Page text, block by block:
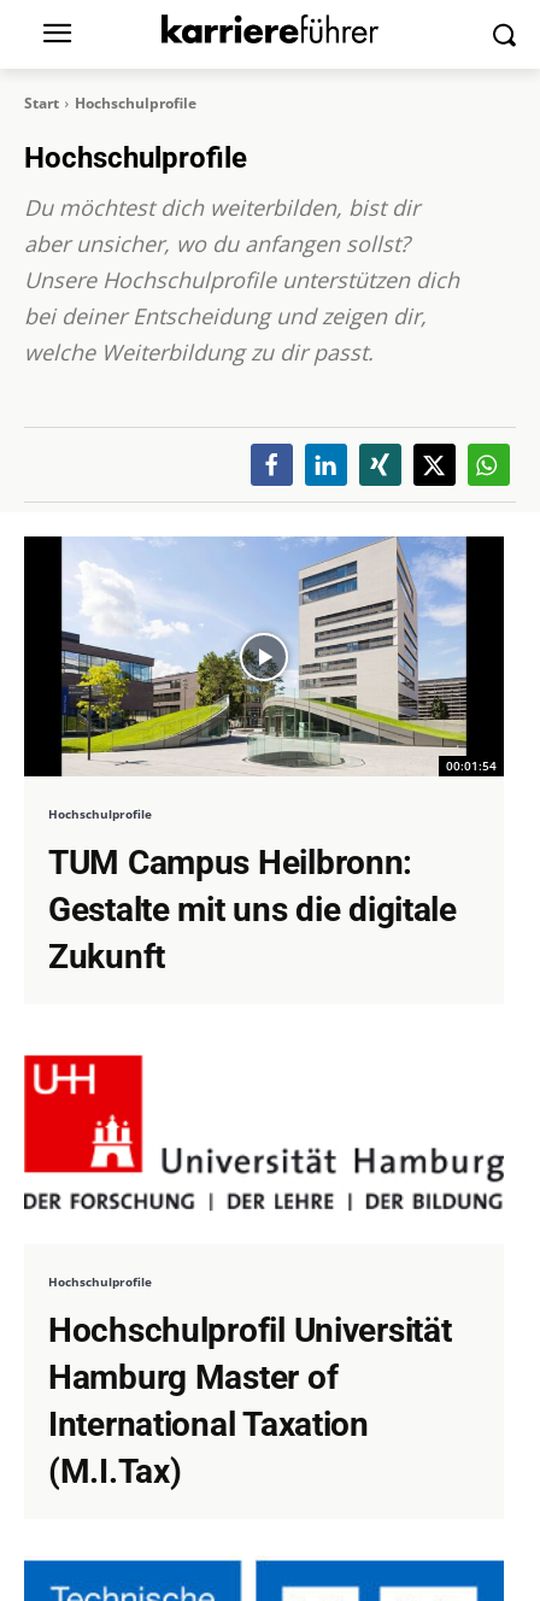
Start Hochschulprofile
Hochschulprofile
Du möchtest dich weiterbilden, bist dir
aber unsicher, wo du anfangen sollst?
Unsere Hochschulprofile unterstützen dich
bei deiner Entscheidung und zeigen dir,
welche Weiterbildung zu dir passt.
00:01:54
Hochschulprofile
TUM Campus Heilbronn:
Gestalte mit uns die digitale
Zukunft
Hochschulprofile
Hochschulprofil Universität
Hamburg Master of
International Taxation
(M.I.Tax)